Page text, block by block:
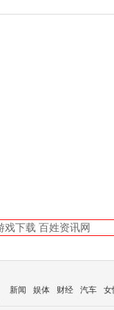
戏下载 百姓资讯网
新闻 娱体 财经 汽车 女